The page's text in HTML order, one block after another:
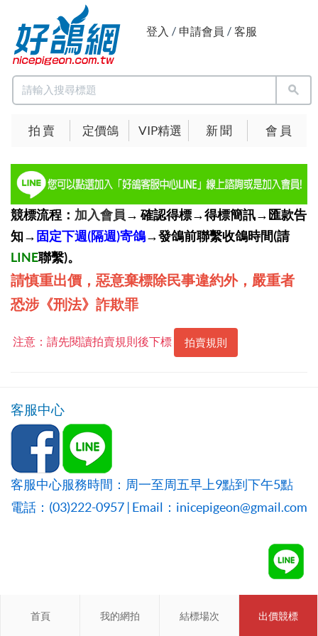
登入 / 申請會員 / 客服
拍 賣 定價鴿 VIP精選 新 聞 會 員
競標流程： 加入會員→ 確認得標→得標簡訊→匯款告
知→ 固定下週(隔週)寄鴿→發鴿前聯繫收鴿時間(請
LINE聯繫)。
請慎重出價，惡意棄標除民事違約外，嚴重者
恐涉《刑法》詐欺罪
注意：請先閱讀拍賣規則後下標 拍賣規則
首頁 我的網拍 結標場次 出價競標
客服中心
客服中心服務時間：周一至周五早上9點到下午5點
電話：(03)222-0957 | Email：inicepigeon@gmail.com
首頁 我的網拍 結標場次 會員登入